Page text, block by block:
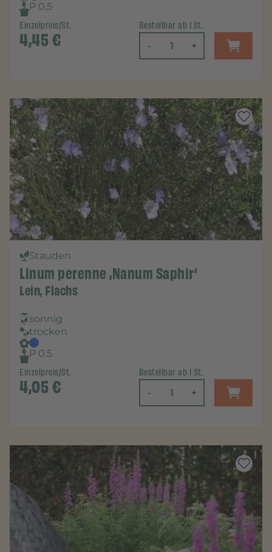
P 0,5
Einzelpreis/St.
4,45€
Bestellbar ab 1 St.
- +
Stauden
Linum perenne ‚Nanum Saphir‘
Lein, Flachs
sonnig
trocken
P 0,5
Einzelpreis/St.
4,05€
Bestellbar ab 1 St.
- +